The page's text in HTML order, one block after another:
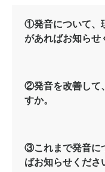
①発音について、
があればお知らせ
②発音を改善して
すか。
③これまで発音に
ばお知らせくださ